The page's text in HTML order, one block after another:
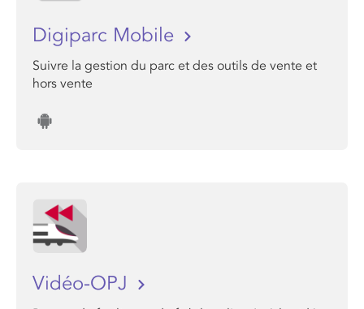
Digiparc Mobile
Suivre la gestion du parc et des outils de vente et
hors vente
Vidéo-OPJ